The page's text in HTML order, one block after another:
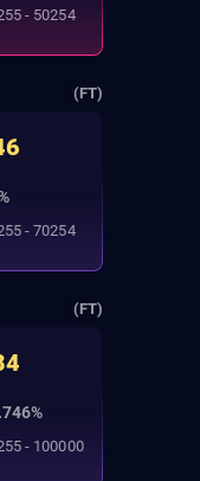
- 50254
(FT)
- 70254
(FT)
- 100000